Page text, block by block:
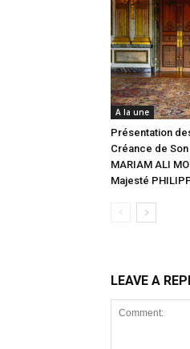
A la une
Présentation
Créance de
MARIAM ALI
Majesté
LEAVE A